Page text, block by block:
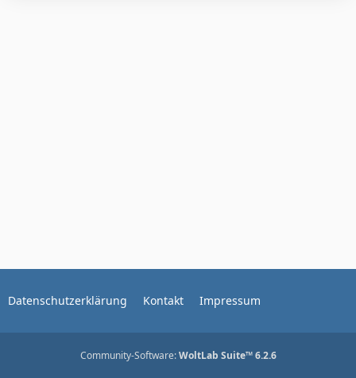
Datenschutzerklärung Kontakt Impressum
Community-Software:WoltLab Suite™ 6.2.6